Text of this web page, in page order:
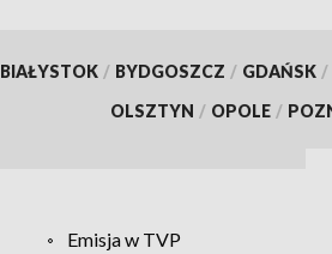
BIAŁYSTOK / BYDGOSZCZ / GDAŃSK /
OLSZTYN / OPOLE /
Emisja w TVP